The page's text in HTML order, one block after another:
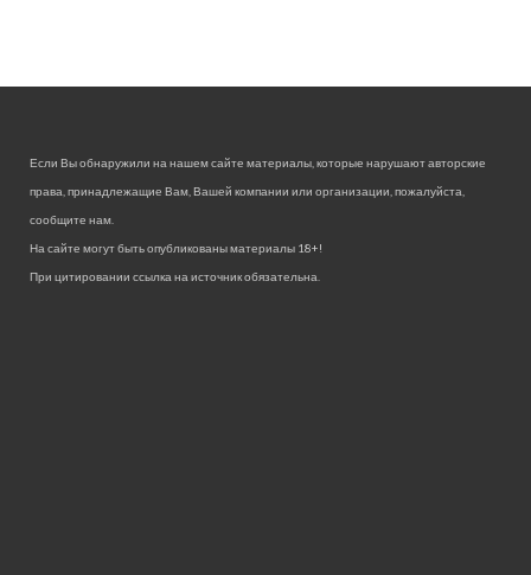
Если Вы обнаружили на нашем сайте материалы, которые нарушают авторские
права, принадлежащие Вам, Вашей компании или организации, пожалуйста,
сообщите нам.
На сайте могут быть опубликованы материалы 18+!
При цитировании ссылка на источник обязательна.